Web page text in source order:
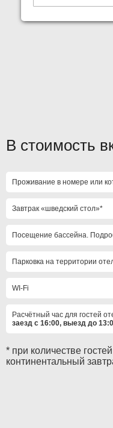
В стоимость
Проживание в номере или
Завтрак «шведский стол»*
Посещение бассейна.
Парковка на территории
WI-Fi
Расчётный час для гостей
заезд с 16:00, выезд до
* при количестве
континентальный